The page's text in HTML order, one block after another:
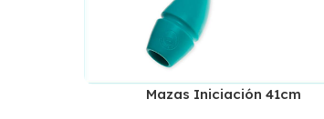
Mazas Iniciación 41cm